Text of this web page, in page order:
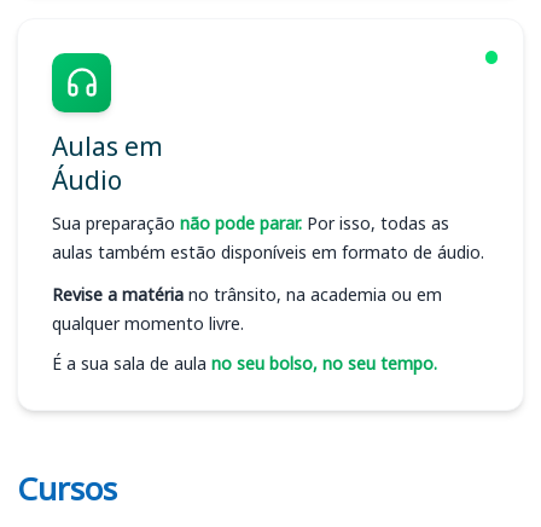
Aulas em
Áudio
Sua preparação não pode parar. Por isso, todas as
aulas também estão disponíveis em formato de áudio.
Revise a matéria no trânsito, na academia ou em
qualquer momento livre.
É a sua sala de aula no seu bolso, no seu tempo.
Cursos